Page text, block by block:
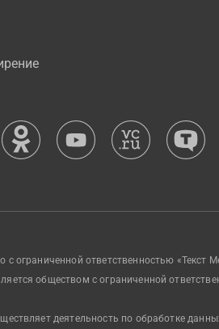
ограниченной ответственностью «Текст
обществом с ограниченной
деятельность по обработке